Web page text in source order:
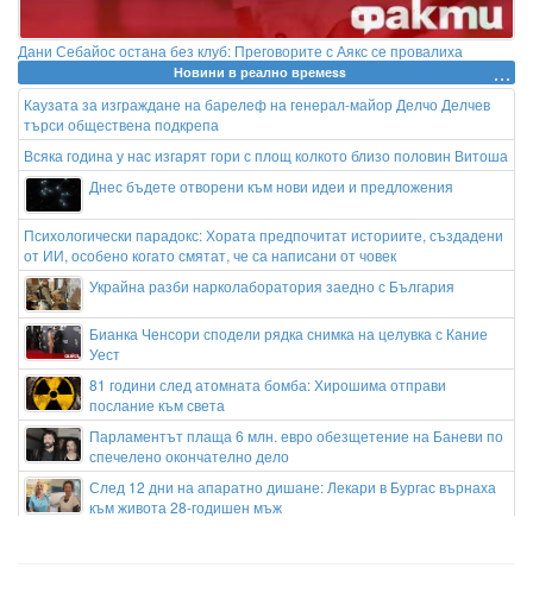
Дани Себайос остана без клуб: Преговорите с Аякс се провалиха
Новини в реално времеss
Каузата за изграждане на барелеф на генерал-майор Делчо Делчев
търси обществена подкрепа
Всяка година у нас изгарят гори с площ колкото близо половин Витоша
Днес бъдете отворени към нови идеи и предложения
Психологически парадокс: Хората предпочитат историите, създадени
от ИИ, особено когато смятат, че са написани от човек
Украйна разби нарколаборатория заедно с България
Бианка Ченсори сподели рядка снимка на целувка с Кание
Уест
81 години след атомната бомба: Хирошима отправи
послание към света
Парламентът плаща 6 млн. евро обезщетение на Баневи по
спечелено окончателно дело
След 12 дни на апаратно дишане: Лекари в Бургас върнаха
към живота 28-годишен мъж